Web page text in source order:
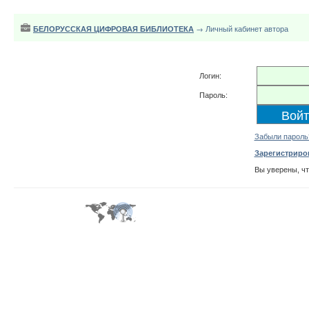
БЕЛОРУССКАЯ ЦИФРОВАЯ БИБЛИОТЕКА → Личный кабинет автора
Логин:
Пароль:
Забыли
Вы уверены,